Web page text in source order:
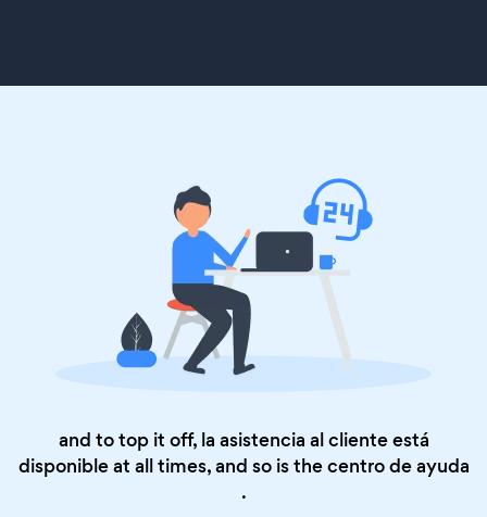
and to top it off, la asistencia al cliente está
disponible at all times, and so is thecentro de ayuda
.